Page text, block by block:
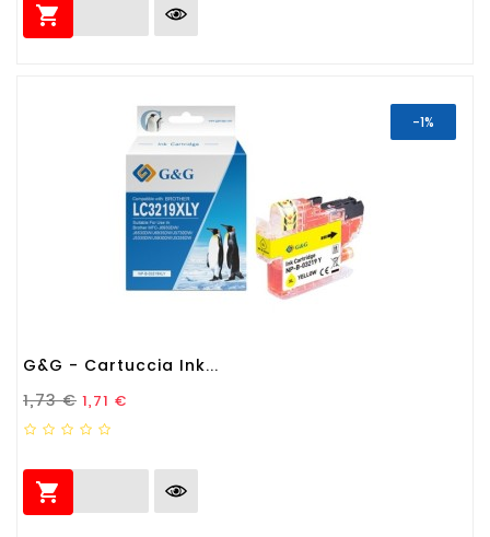

-1%
G&G - Cartuccia Ink...
Prezzo Standard
1,73 € Prezzo
1,71 €
